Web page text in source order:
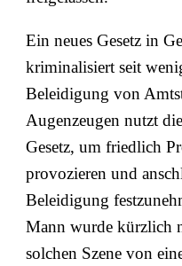
Ein neues Gesetz in
kriminalisiert seit
Beleidigung von
Augenzeugen nutzt
Gesetz, um friedlich
provozieren und
Beleidigung
Mann wurde kürzlich
solchen Szene von